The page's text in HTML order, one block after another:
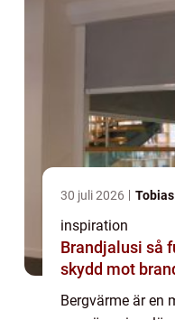
30 juli 2026
inspiration
Brandjalusi så fungerar ett robust
skydd mot
Bergvärme är en